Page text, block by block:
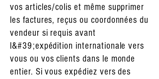
vos articles/colis et même supprimer
les factures, reçus ou coordonnées du
vendeur si requis avant
l&#39;expédition internationale vers
vous ou vos clients dans le monde
entier. Si vous expédiez vers des